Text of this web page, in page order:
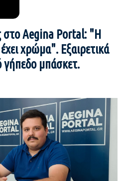
στο Aegina Portal: "Η
χρώμα". Εξαιρετικά
γήπεδο μπάσκετ.